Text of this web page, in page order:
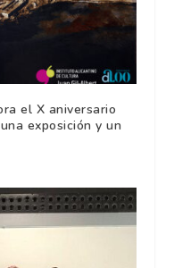
el X aniversario
exposición y un